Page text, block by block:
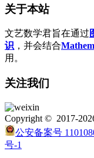
关于本站
文艺数学君旨在通过
识 ，并会结合
用。
关注我们
Copyright © 2017-
公安备案号
号-1